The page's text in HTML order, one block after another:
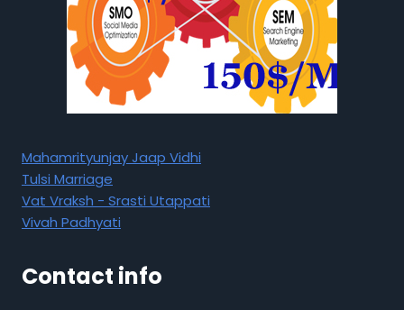
Mahamrityunjay Jaap Vidhi
Tulsi Marriage
Vat Vraksh - Srasti Utappati
Vivah Padhyati
Contact info